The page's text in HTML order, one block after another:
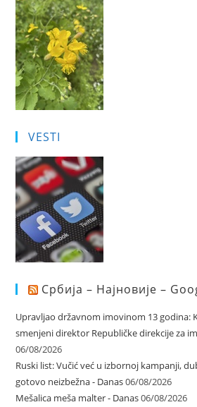
VESTI
Србија – Најновије –
Upravljao državnom imovinom 13 godina:
smenjeni direktor Republičke direkcije za
06/08/2026
Ruski list: Vučić već u izbornoj kampanji,
gotovo neizbežna - Danas06/08/2026
Mešalica meša malter - Danas06/08/2026